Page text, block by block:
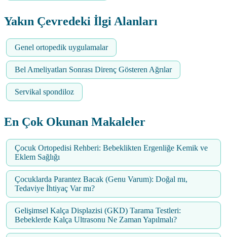
Yakın Çevredeki İlgi Alanları
Genel ortopedik uygulamalar
Bel Ameliyatları Sonrası Direnç Gösteren Ağrılar
Servikal spondiloz
En Çok Okunan Makaleler
Çocuk Ortopedisi Rehberi: Bebeklikten Ergenliğe Kemik ve
Eklem Sağlığı
Çocuklarda Parantez Bacak (Genu Varum): Doğal mı,
Tedaviye İhtiyaç Var mı?
Gelişimsel Kalça Displazisi (GKD) Tarama Testleri:
Bebeklerde Kalça Ultrasonu Ne Zaman Yapılmalı?